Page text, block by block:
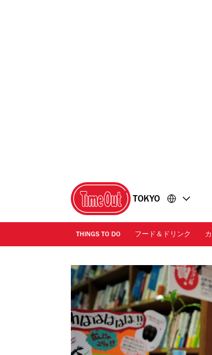
TOKYO
THINGS TO DO フード＆ドリンク